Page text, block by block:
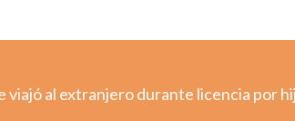
al extranjero durante licencia por